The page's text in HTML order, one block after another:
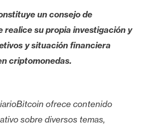
un consejo de
realice su propia investigación y
y situación financiera
criptomonedas.
ofrece contenido
sobre diversos temas,